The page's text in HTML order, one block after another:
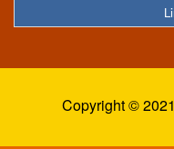
Copyright ©